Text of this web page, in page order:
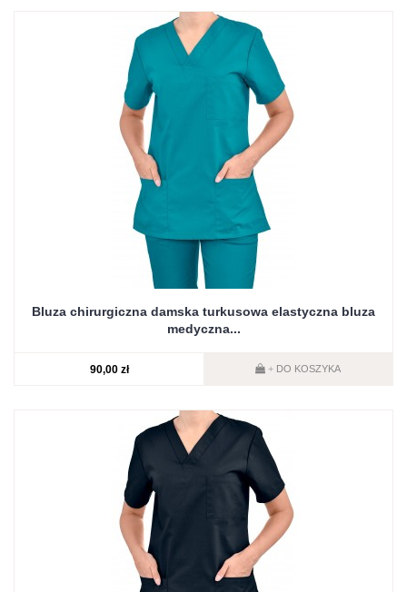
Bluza chirurgiczna damska turkusowa elastyczna bluza
medyczna...
90,00 zł + DO KOSZYKA